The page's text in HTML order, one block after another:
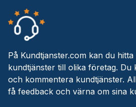
På Kundtjanster.com kan du
kundtjänster till olika företag. Du
och kommentera kundtjänster.
få feedback och värna om sina